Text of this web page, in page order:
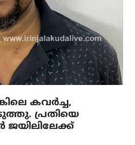
കവർച്ച,
പ്രതിയെ
ജയിലിലേക്ക്